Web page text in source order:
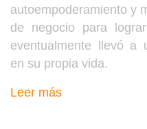
autoempoderamiento y
de negocio para
eventualmente llevó a
en su propia vida.
Leer más